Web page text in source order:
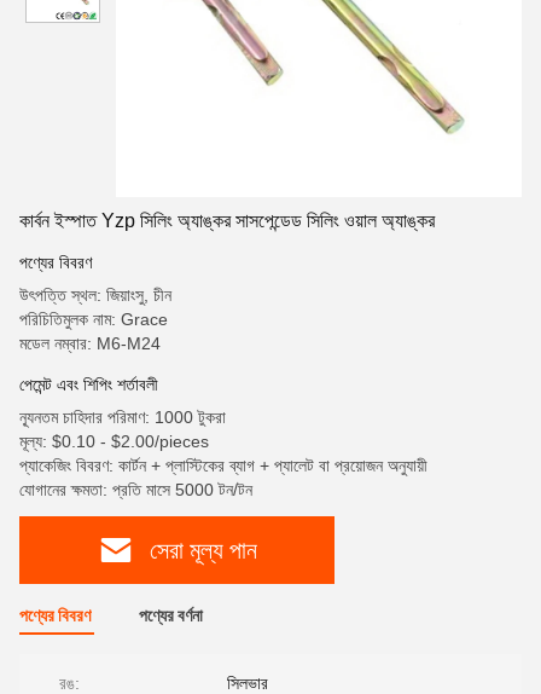
কার্বন ইস্পাত Yzp সিলিং অ্যাঙ্কর সাসপেন্ডেড সিলিং ওয়াল অ্যাঙ্কর
পণ্যের বিবরণ
উৎপত্তি স্থল: জিয়াংসু, চীন
পরিচিতিমুলক নাম: Grace
মডেল নম্বার: M6-M24
পেমেন্ট এবং শিপিং শর্তাবলী
ন্যূনতম চাহিদার পরিমাণ: 1000 টুকরা
মূল্য: $0.10 - $2.00/pieces
প্যাকেজিং বিবরণ: কার্টন + প্লাস্টিকের ব্যাগ + প্যালেট বা প্রয়োজন অনুযায়ী
যোগানের ক্ষমতা: প্রতি মাসে 5000 টন/টন
সেরা মূল্য পান
পণ্যের বিবরণ পণ্যের বর্ণনা
রঙ: সিলভার